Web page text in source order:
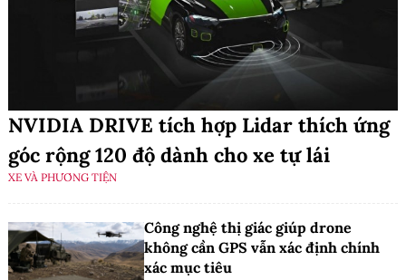
NVIDIA DRIVE tích hợp Lidar thích ứng
góc rộng 120 độ dành cho xe tự lái
XE VÀ PHƯƠNG TIỆN
Công nghệ thị giác giúp drone
không cần GPS vẫn xác định chính
xác mục tiêu